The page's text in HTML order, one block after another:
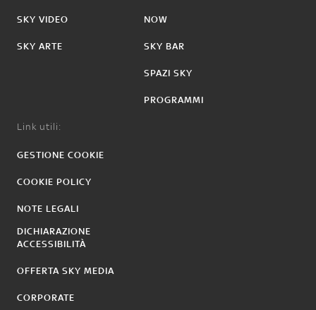
SKY VIDEO
SKY ARTE
NOW
SKY BAR
SPAZI SKY
PROGRAMMI
Link utili:
GESTIONE COOKIE
COOKIE POLICY
NOTE LEGALI
DICHIARAZIONE
ACCESSIBILITÀ
OFFERTA SKY MEDIA
CORPORATE